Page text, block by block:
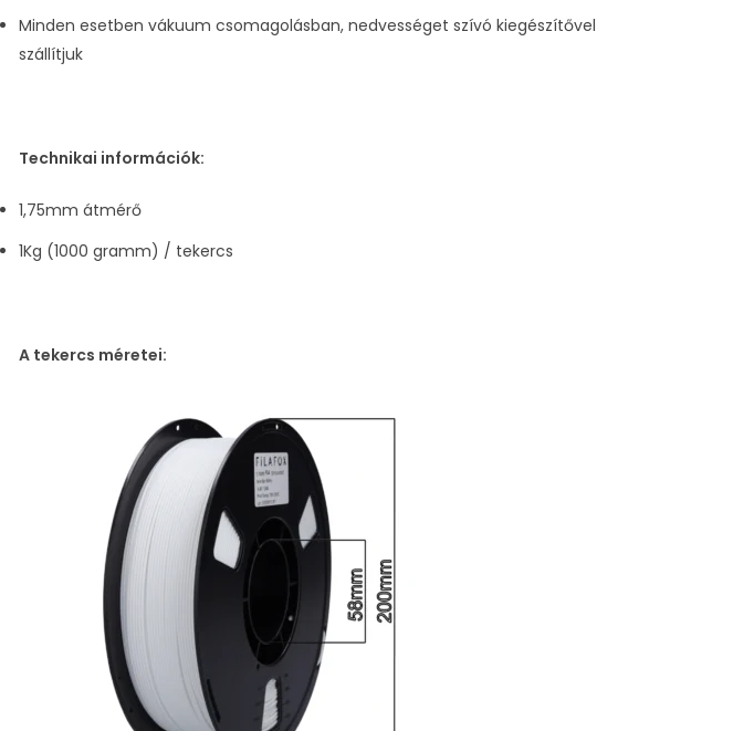
Minden esetben vákuum csomagolásban, nedvességet szívó kiegészítővel
szállítjuk
Technikai információk:
1,75mm átmérő
1Kg (1000 gramm) / tekercs
A tekercs méretei: